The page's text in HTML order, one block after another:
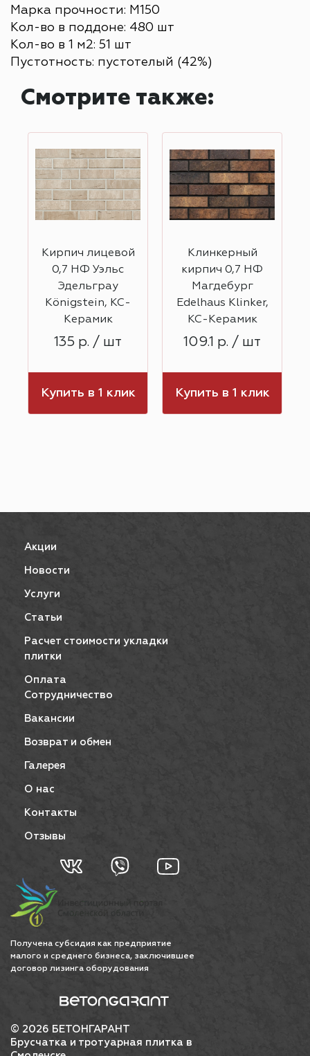
Марка прочности: М150
Кол-во в поддоне: 480 шт
Кол-во в 1 м2: 51 шт
Пустотность: пустотелый (42%)
Смотрите также:
Кирпич лицевой
0,7 НФ Уэльс
Эдельграу
Königstein, КС-
Керамик
135 р. / шт
Купить в 1 клик
Клинкерный
кирпич 0,7 НФ
Магдебург
Edelhaus Klinker,
КС-Керамик
109.1 р. / шт
Купить в 1 клик
© 2026 БЕТОНГАРАНТ
Брусчатка и тротуарная плитка в
Акции
Новости
Услуги
Статьи
Расчет стоимости укладки
плитки
Оплата
Сотрудничество
Вакансии
Возврат и обмен
Галерея
О нас
Контакты
Отзывы
Получена субсидия как предприятие
малого и среднего бизнеса, заключившее
договор лизинга оборудования